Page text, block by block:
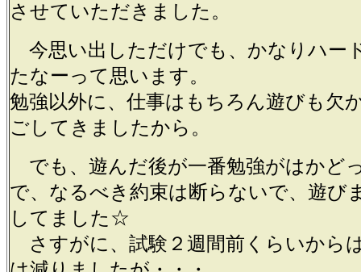
させていただきました。
今思い出しただけでも、かなりハー
たなーって思います。
勉強以外に、仕事はもちろん遊びも欠
ごしてきましたから。
でも、遊んだ後が一番勉強がはかど
で、なるべき約束は断らないで、遊び
してました☆
さすがに、試験２週間前くらいから